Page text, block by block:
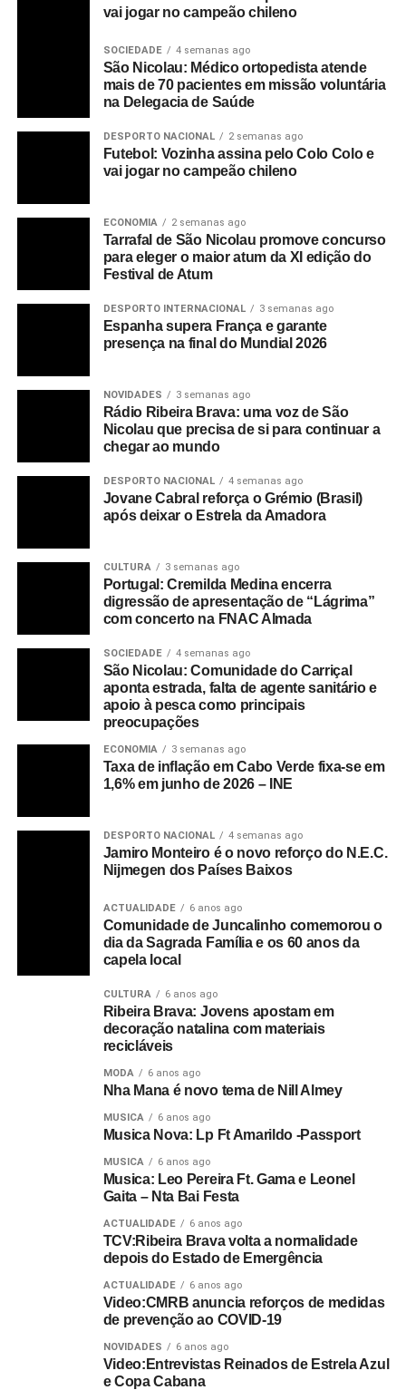
vai jogar no campeão chileno
SOCIEDADE 4 semanas ago
São Nicolau: Médico ortopedista atende
mais de 70 pacientes em missão voluntária
na Delegacia de Saúde
DESPORTO NACIONAL 2 semanas ago
Futebol: Vozinha assina pelo Colo Colo e
vai jogar no campeão chileno
ECONOMIA 2 semanas ago
Tarrafal de São Nicolau promove concurso
para eleger o maior atum da XI edição do
Festival de Atum
DESPORTO INTERNACIONAL 3 semanas ago
Espanha supera França e garante
presença na final do Mundial 2026
NOVIDADES 3 semanas ago
Rádio Ribeira Brava: uma voz de São
Nicolau que precisa de si para continuar a
chegar ao mundo
DESPORTO NACIONAL 4 semanas ago
Jovane Cabral reforça o Grémio (Brasil)
após deixar o Estrela da Amadora
CULTURA 3 semanas ago
Portugal: Cremilda Medina encerra
digressão de apresentação de “Lágrima”
com concerto na FNAC Almada
SOCIEDADE 4 semanas ago
São Nicolau: Comunidade do Carriçal
aponta estrada, falta de agente sanitário e
apoio à pesca como principais
preocupações
ECONOMIA 3 semanas ago
Taxa de inflação em Cabo Verde fixa-se em
1,6% em junho de 2026 – INE
DESPORTO NACIONAL 4 semanas ago
Jamiro Monteiro é o novo reforço do N.E.C.
Nijmegen dos Países Baixos
ACTUALIDADE 6 anos ago
Comunidade de Juncalinho comemorou o
dia da Sagrada Família e os 60 anos da
capela local
CULTURA 6 anos ago
Ribeira Brava: Jovens apostam em
decoração natalina com materiais
recicláveis
MODA 6 anos ago
Nha Mana é novo tema de Nill Almey
MUSICA 6 anos ago
Musica Nova: Lp Ft Amarildo -Passport
MUSICA 6 anos ago
Musica: Leo Pereira Ft. Gama e Leonel
Gaita – Nta Bai Festa
ACTUALIDADE 6 anos ago
TCV:Ribeira Brava volta a normalidade
depois do Estado de Emergência
ACTUALIDADE 6 anos ago
Video:CMRB anuncia reforços de medidas
de prevenção ao COVID-19
NOVIDADES 6 anos ago
Video:Entrevistas Reinados de Estrela Azul
e Copa Cabana